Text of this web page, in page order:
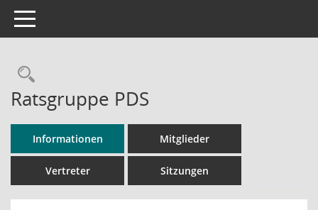
Toggle navigation
Rechercheauswahl
Ratsgruppe PDS
Informationen Mitglieder
Vertreter Sitzungen